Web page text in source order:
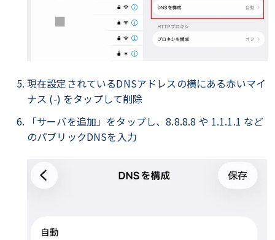
現在設定されているDNSアドレスの横にある赤いマイ
ナス (-) をタップして削除
「サーバを追加」をタップし、8.8.8.8 や 1.1.1.1 など
のパブリックDNSを入力